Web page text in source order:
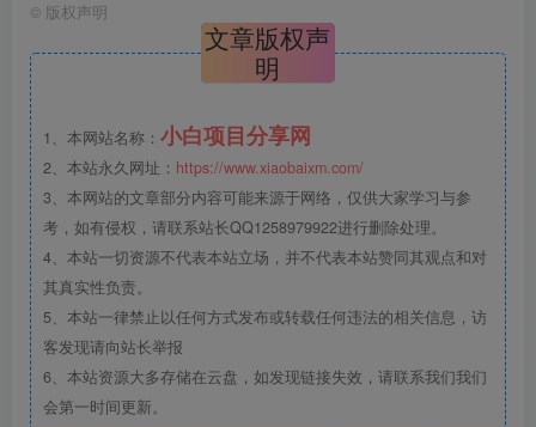
© 版权声明
文章版权声
明
1、本网站名称： 小白项目分享网
2、本站永久网址： https://www.xiaobaixm.com/
3、本网站的文章部分内容可能来源于网络，仅供大家学习与参
考，如有侵权，请联系站长QQ1258979922进行删除处理。
4、本站一切资源不代表本站立场，并不代表本站赞同其观点和对
其真实性负责。
5、本站一律禁止以任何方式发布或转载任何违法的相关信息，访
客发现请向站长举报
6、本站资源大多存储在云盘，如发现链接失效，请联系我们我们
会第一时间更新。